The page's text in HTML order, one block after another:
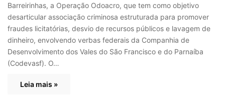
Barreirinhas, a Operação Odoacro, que tem como objetivo
desarticular associação criminosa estruturada para promover
fraudes licitatórias, desvio de recursos públicos e lavagem de
dinheiro, envolvendo verbas federais da Companhia de
Desenvolvimento dos Vales do São Francisco e do Parnaíba
(Codevasf). O…
Leia mais »